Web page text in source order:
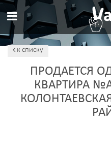
к списку
ПРОДАЕТСЯ
КВАРТИРА